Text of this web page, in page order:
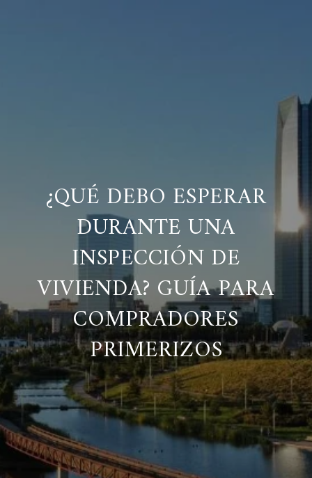
¿QUÉ DEBO ESPERAR
DURANTE UNA
INSPECCIÓN DE
VIVIENDA? GUÍA PARA
COMPRADORES
PRIMERIZOS